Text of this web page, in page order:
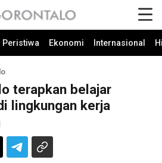
Peristiwa Ekonomi Internasional
terapkan belajar
lingkungan kerja